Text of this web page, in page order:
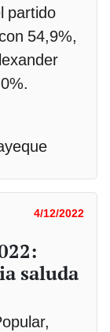
partido
54,9%,
4/12/2022
saluda